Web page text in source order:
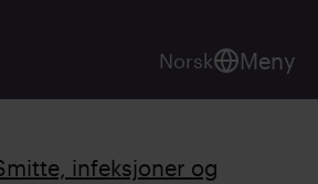
Norsk Meny
infeksjoner og